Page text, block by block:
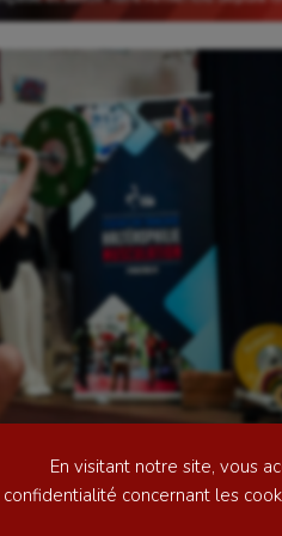
En visitant notre site, vous
confidentialité concernant les